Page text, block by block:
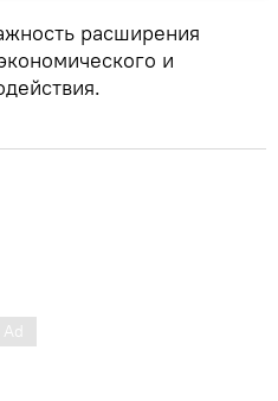
расширения
и